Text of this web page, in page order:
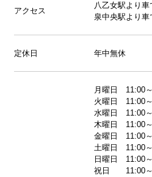
アクセス
八乙女駅より車
泉中央駅より車
定休日 年中無休
月曜日 11:00
火曜日 11:00
水曜日 11:00
木曜日 11:00
金曜日 11:00
土曜日 11:00
日曜日 11:00
祝日 11:00～